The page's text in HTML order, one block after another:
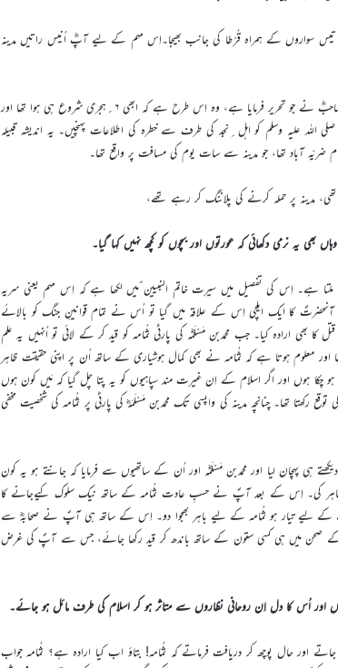
کو تیس سواروں کے ہمراہ قُرْطا کی جانب بھیجا۔اِس مہم کے لیے آپؓ اُنیس راتیں مدینہ
اِس کی تفصیل میں مختلف کتب و تواریخ سے حضرت صاحبزادہ مرزا بشیر احمد صاحبؓ نے جو تحریر فرمایا ہے، وہ اِس طرح ہے کہ ابھی ۶؍ہجری شروع ہی ہوا تھا اور
علیہ وسلم کو اہل ِنجد کی طرف سے خطرہ کی اطلاعات پہنچیں۔ یہ اندیشہ قبیلہ
ضریّہ آباد تھا، جو مدینہ سے سات یوم کی مسافت پر واقع تھا۔
مدینہ پر حملہ کرنے کی پلاننگ کر رہے تھے،
یہ نرمی دکھائی کہ عورتوں اور بچوں کو کچھ نہیں کہا گیا۔
ہے۔ اِس کی تفصیل میں سیرت خاتم النبیین ؐمیں لکھا ہے کہ اِس مہم یعنی سریہ
کا ایک ایلچی اِس کے علاقہ میں گیا تو اُس نے تمام قوانینِ جنگ کو بالائے
کیا۔ جب محمدبن مَسْلَمَؓہ کی پارٹی ثُمامہ کو قید کر کے لائی تو اُنہیں یہ علم
معلوم ہوتا ہے کہ ثُمامہ نے بھی کمال ہوشیاری کے ساتھ اُن پر اپنی حقیقت ظاہر
چکا ہوں اور اگر اسلام کے اِن غیرت مند سپاہیوں کو یہ پتا چل گیا کہ مَیں کون ہوں
رکھتا تھا۔ چنانچہ مدینہ کی واپسی تک محمدبن مَسْلَمَہؓ کی پارٹی پر ثُمامہ کی شخصیت مخفی
ہی پہچان لیا اور محمدبن مَسْلَمَؓہ اور اُن کے ساتھیوں سے فرمایا کہ جانتے ہو یہ کون
کی۔ اِس کے بعد آپؐ نے حسبِ عادت ثُمامہ کے ساتھ نیک سلوک کیےجانے کا
کے لیے تیار ہو ثُمامہ کے لیے باہر بھجوا دو۔ اِس کے ساتھ ہی آپؐ نے صحابہؓ سے
کے صحن میں ہی کسی ستون کے ساتھ باندھ کر قید رکھا جائے، جس سے آپؐ کی غرض
اور اُس کا دل اِن روحانی نظاروں سے متاثر ہو کر اسلام کی طرف مائل ہو جائے۔
حال پوچھ کر دریافت فرماتے کہ ثُمامہ! بتاؤ اب کیا ارادہ ہے؟ ثُمامہ جواب